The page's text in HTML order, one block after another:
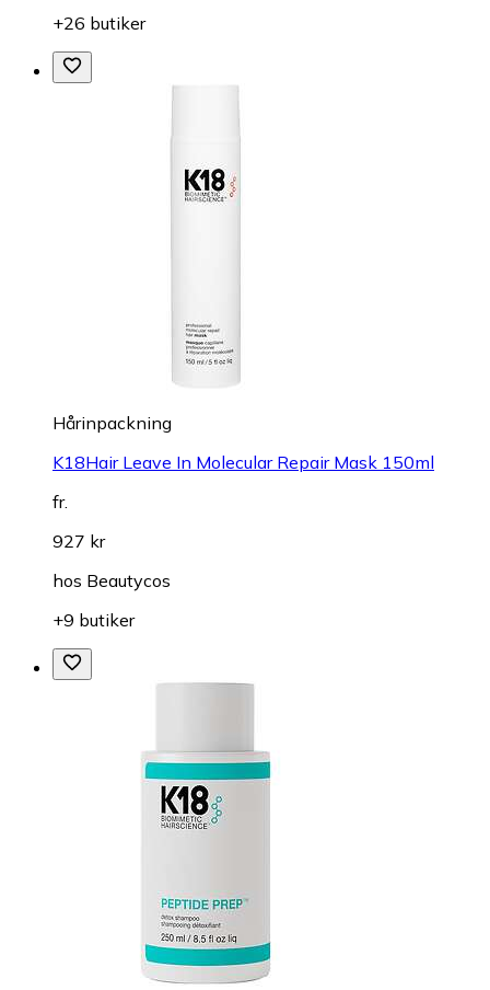
+26 butiker
Hårinpackning
K18Hair Leave In Molecular Repair Mask 150ml
fr.
927 kr
hos Beautycos
+9 butiker